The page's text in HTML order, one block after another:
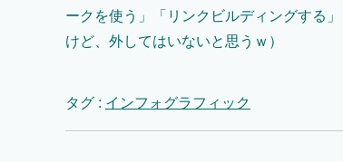
ークを使う」「リンクビルディングする
けど、外してはいないと思うｗ）
タグ : インフォグラフィック